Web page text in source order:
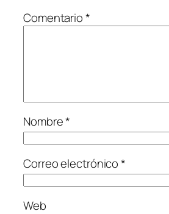
Comentario*
Nombre*
Correo electrónico*
Web